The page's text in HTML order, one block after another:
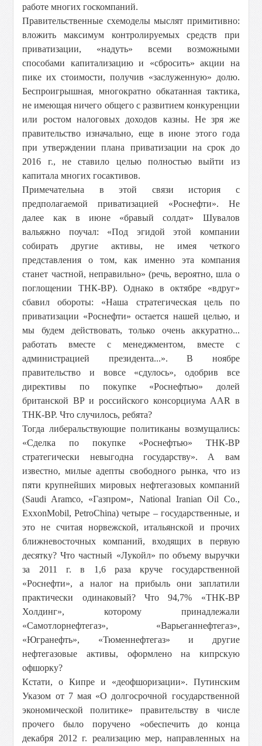
работе многих госкомпаний.
Правительственные схемоделы мыслят примитивно:
вложить максимум контролируемых средств при
приватизации, «надуть» всеми возможными
способами капитализацию и «сбросить» акции на
пике их стоимости, получив «заслуженную» долю.
Беспроигрышная, многократно обкатанная тактика,
не имеющая ничего общего с развитием конкуренции
или ростом налоговых доходов казны. Не зря же
правительство изначально, еще в июне этого года
при утверждении плана приватизации на срок до
2016 г., не ставило целью полностью выйти из
капитала многих госактивов.
Примечательна в этой связи история с
предполагаемой приватизацией «Роснефти». Не
далее как в июне «бравый солдат» Шувалов
вальяжно поучал: «Под эгидой этой компании
собирать другие активы, не имея четкого
представления о том, как именно эта компания
станет частной, неправильно» (речь, вероятно, шла о
поглощении ТНК-ВР). Однако в октябре «вдруг»
сбавил обороты: «Наша стратегическая цель по
приватизации «Роснефти» остается нашей целью, и
мы будем действовать, только очень аккуратно...
работать вместе с менеджментом, вместе с
администрацией президента...». В ноябре
правительство и вовсе «сдулось», одобрив все
директивы по покупке «Роснефтью» долей
британской ВР и российского консорциума AAR в
ТНК-ВР. Что случилось, ребята?
Тогда либеральствующие политиканы возмущались:
«Сделка по покупке «Роснефтью» ТНК-ВР
стратегически невыгодна государству». А вам
известно, милые адепты свободного рынка, что из
пяти крупнейших мировых нефтегазовых компаний
(Saudi Aramco, «Газпром», National Iranian Oil Co.,
ExxonMobil, PetroChina) четыре – государственные, и
это не считая норвежской, итальянской и прочих
ближневосточных компаний, входящих в первую
десятку? Что частный «Лукойл» по объему выручки
за 2011 г. в 1,6 раза круче государственной
«Роснефти», а налог на прибыль они заплатили
практически одинаковый? Что 94,7% «ТНК-ВР
Холдинг», которому принадлежали
«Самотлорнефтегаз», «Варьеганнефтегаз»,
«Югранефть», «Тюменнефтегаз» и другие
нефтегазовые активы, оформлено на кипрскую
офшорку?
Кстати, о Кипре и «деофшоризации». Путинским
Указом от 7 мая «О долгосрочной государственной
экономической политике» правительству в числе
прочего было поручено «обеспечить до конца
декабря 2012 г. реализацию мер, направленных на